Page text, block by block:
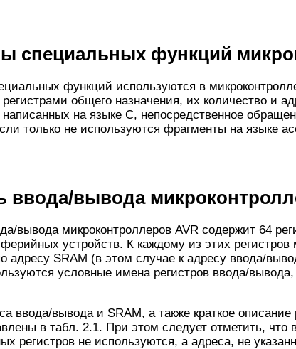
специальных функций
функций используются в
общего назначения, их количество и
на языке С, непосредственное
только не используются фрагменты на языке
ввода/вывода
вывода микроконтроллеров AVR содержит 64
устройств. К каждому из этих
адресу SRAM (в этом случае к адресу ввода/
условные имена регистров ввода/
ввода/вывода и SRAM, а также краткое
в табл. 2.1. При этом следует отметить,
регистров не используются, а адреса, не